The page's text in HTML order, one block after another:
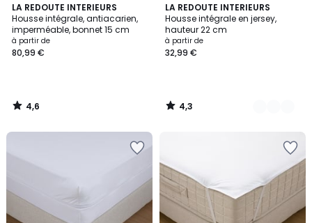
LA REDOUTE INTERIEURS
Housse intégrale, antiacarien,
imperméable, bonnet 15 cm
à partir de
80,99 €
4,6
/ 5
4,6
/
LA REDOUTE INTERIEURS
Housse intégrale en jersey,
hauteur 22 cm
à partir de
32,99 €
4,3
/ 5
3
Couleurs
4,3
/